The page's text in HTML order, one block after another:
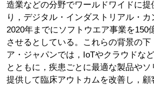
造業などの分野でワールドワイドに提
り，デジタル・インダストリアル・カ
2020年までにソフトウエア事業を150
させるとしている。これらの背景の下
ア・ジャパンでは，IoTやクラウドな
とともに，疾患ごとに最適な製品や
提供して臨床アウトカムを改善し，